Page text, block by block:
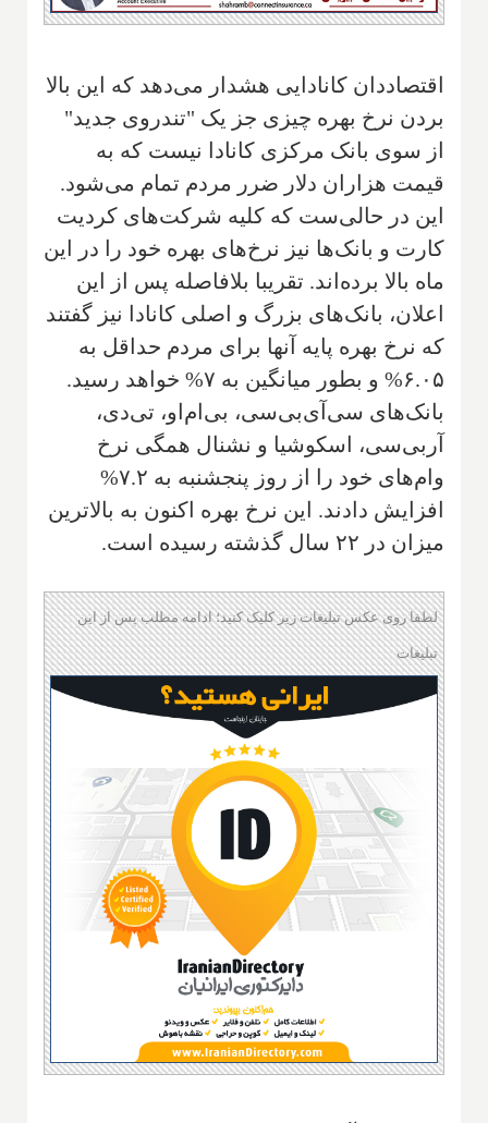
اقتصاددان کانادایی هشدار می‌دهد که این بالا
بردن نرخ بهره چیزی جز یک "تندروی جدید"
از سوی بانک مرکزی کانادا نیست که به
قیمت هزاران دلار ضرر مردم تمام می‌شود.
این در حالی‌ست که کلیه شرکت‌های کردیت
کارت و بانک‌ها نیز نرخ‌های بهره خود را در این
ماه بالا برده‌اند. تقریبا بلافاصله پس از این
اعلان، بانک‌های بزرگ و اصلی کانادا نیز گفتند
که نرخ بهره پایه آنها برای مردم حداقل به
۶.۰۵% و بطور میانگین به ۷% خواهد رسید.
بانک‌های سی‌آی‌بی‌سی، بی‌ام‌او، تی‌دی،
آر‌بی‌سی، اسکوشیا و نشنال همگی نرخ
وام‌های خود را از روز پنجشنبه به ۷.۲%
افزایش دادند. این نرخ بهره اکنون به بالاترین
میزان در ۲۲ سال گذشته رسیده است.
لطفا روی عکس تبلیغات زیر کلیک کنید؛ ادامه مطلب پس از این
تبلیغات